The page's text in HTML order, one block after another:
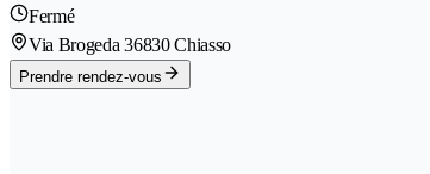
Fermé
Via Brogeda 36830 Chiasso
Prendre rendez-vous